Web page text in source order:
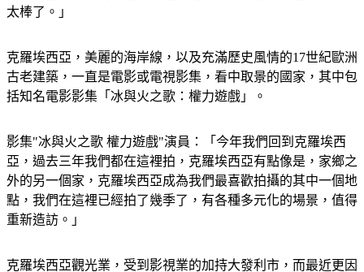
古老建築，一直是電影或電視影集，看中取景的國家，其中包
括知名電影影集「冰與火之歌：權力遊戲」。
亞，過去三年我們都在這裡拍，克羅埃西亞有點像是，家鄉之
外的另一個家，克羅埃西亞成為我們最喜歡拍攝的其中一個地
點，我們在這裡已經拍了幾季了，有各種多元化的場景，值得
重新造訪。」
為在2018世足亮眼的表現，讓這個國家的國際知名度大幅提